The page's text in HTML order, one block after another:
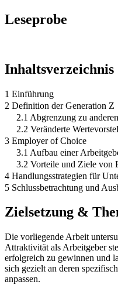
Leseprobe
Inhaltsverzeichnis
1 Einführung
2 Definition der Generation Z
2.1 Abgrenzung zu
2.2 Veränderte
3 Employer of Choice
3.1 Aufbau einer
3.2 Vorteile und Ziele von
4 Handlungsstrategien für
5 Schlussbetrachtung und
Zielsetzung &
Die vorliegende Arbeit
Attraktivität als Arbeitgeber
erfolgreich zu gewinnen und
sich gezielt an deren
anpassen.